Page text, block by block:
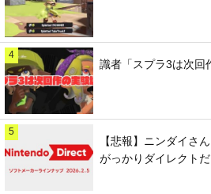
4
識者「スプラ3は次回
5
【悲報】ニンダイさ
がっかりダイレクト